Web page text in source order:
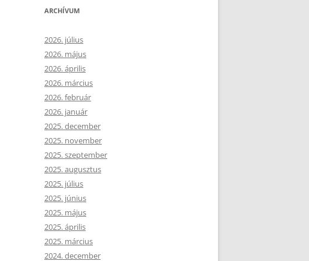
ARCHÍVUM
2026. július
2026. május
2026. április
2026. március
2026. február
2026. január
2025. december
2025. november
2025. szeptember
2025. augusztus
2025. július
2025. június
2025. május
2025. április
2025. március
2024. december